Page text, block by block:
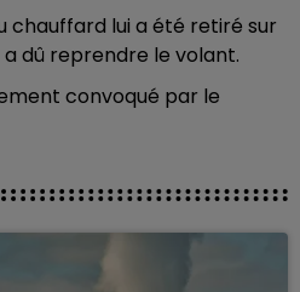
chauffard lui a été retiré sur
dû reprendre le volant.
convoqué par le